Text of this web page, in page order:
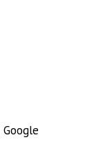
Google